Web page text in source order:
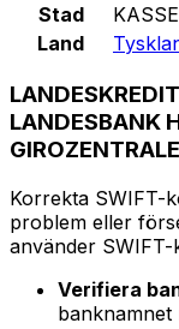
Stad
Land
LANDESBANK
Korrekta SWIFT-
problem eller
använder
Verifiera
banknamnet